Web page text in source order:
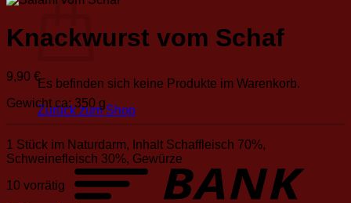
Es befinden sich keine Produkte im Warenkorb.
Zurück zum Shop
Knackwurst vom Schaf
9,90 €
Gewicht ca: 350 g
1 Stück im Naturdarm, Inhalt Schaffleisch 70%,
Schweinefleisch 30%, Gewürze
10 vorrätig